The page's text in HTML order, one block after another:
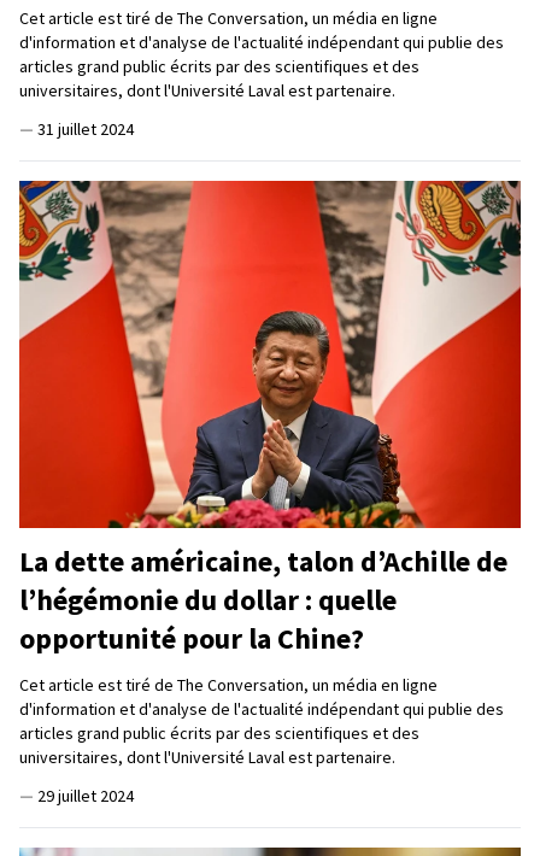
Cet article est tiré de The Conversation, un média en ligne
d'information et d'analyse de l'actualité indépendant qui publie des
articles grand public écrits par des scientifiques et des
universitaires, dont l'Université Laval est partenaire.
— 31 juillet 2024
La dette américaine, talon d’Achille de
l’hégémonie du dollar : quelle
opportunité pour la Chine?
Cet article est tiré de The Conversation, un média en ligne
d'information et d'analyse de l'actualité indépendant qui publie des
articles grand public écrits par des scientifiques et des
universitaires, dont l'Université Laval est partenaire.
— 29 juillet 2024